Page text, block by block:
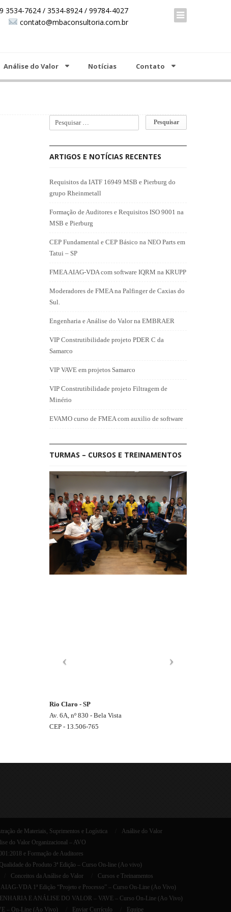
3534-7624 / 3534-8924 / 99784-4027
contato@mbaconsultoria.com.br
Análise do Valor Notícias Contato
ARTIGOS E NOTÍCIAS RECENTES
Requisitos da IATF 16949 MSB e Pierburg do
grupo Rheinmetall
Formação de Auditores e Requisitos ISO 9001 na
MSB e Pierburg
CEP Fundamental e CEP Básico na NEO Parts em
Tatui – SP
FMEA AIAG-VDA com software IQRM na KRUPP
Moderadores de FMEA na Palfinger de Caxias do
Sul.
Engenharia e Análise do Valor na EMBRAER
VIP Construtibilidade projeto PDER C da
Samarco
VIP VAVE em projetos Samarco
VIP Construtibilidade projeto Filtragem de
Minério
EVAMO curso de FMEA com auxilio de software
TURMAS – CURSOS E TREINAMENTOS
Rio Claro - SP
Av. 6A, nº 830 - Bela Vista
CEP - 13.506-765
de Materiais, Suprimentos e Logística
Análise do Valor
do Valor Organizacional – AVO
e Formação de Auditores
do Produto 3ª Edição – Curso On-line (Ao vivo)
Conceitos da Análise do Valor
Cursos e Treinamentos
VDA 1ª Edição “Projeto e Processo” – Curso On-Line (Ao Vivo)
E ANÁLISE DO VALOR – VAVE – Curso On-Line (Ao Vivo)
– On-Line (Ao Vivo)
Enviar Currículo Equipe